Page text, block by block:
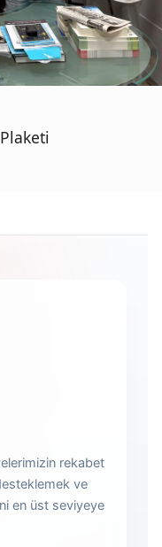
rekabet
ve
en üst seviyeye